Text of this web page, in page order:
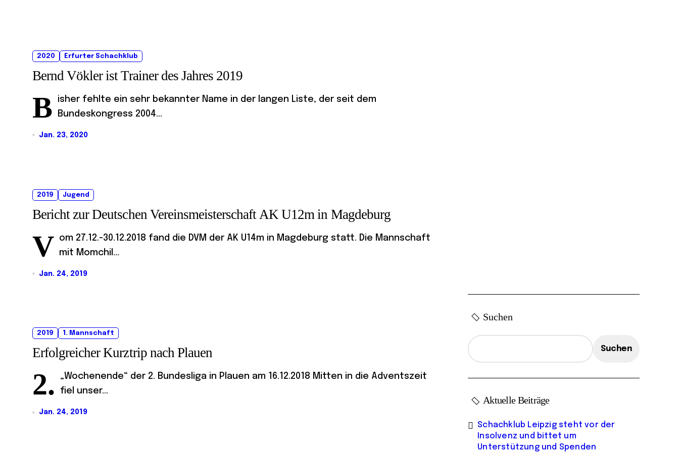
2020 Erfurter Schachklub
Bernd Vökler ist Trainer des Jahres 2019
B
isher fehlte ein sehr bekannter Name in der langen Liste, der seit dem
Bundeskongress 2004...
Jan. 23, 2020
2019 Jugend
Bericht zur Deutschen Vereinsmeisterschaft AK U12m in Magdeburg
V
om 27.12.-30.12.2018 fand die DVM der AK U14m in Magdeburg statt. Die Mannschaft
mit Momchil...
Jan. 24, 2019
2019 1. Mannschaft
Erfolgreicher Kurztrip nach Plauen
2.
„Wochenende“ der 2. Bundesliga in Plauen am 16.12.2018 Mitten in die Adventszeit
fiel unser...
Jan. 24, 2019
Suchen
Suchen
Aktuelle Beiträge
Schachklub Leipzig steht vor der
Insolvenz und bittet um
Unterstützung und Spenden